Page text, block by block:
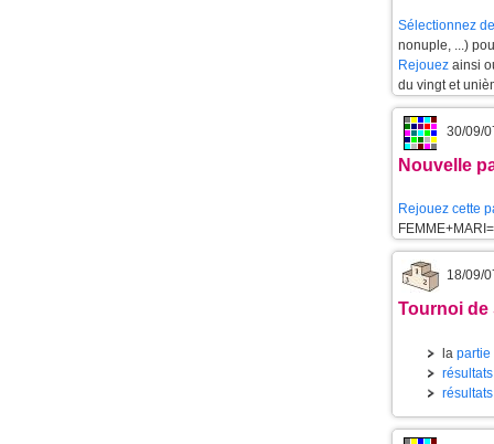
Sélectionnez
nonuple, ...)
Rejouez ainsi
du vingt et
30/09/
Nouvelle
Rejouez cette
18/09/
Tournoi de
la partie